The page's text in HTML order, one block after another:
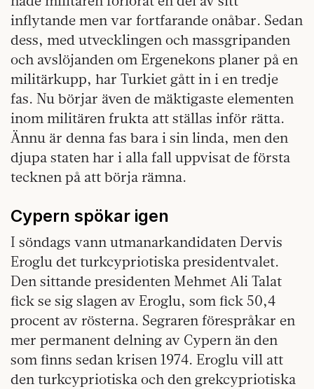
inflytande men var fortfarande onåbar. Sedan
dess, med utvecklingen och massgripanden
och avslöjanden om Ergenekons planer på en
militärkupp, har Turkiet gått in i en tredje
fas. Nu börjar även de mäktigaste elementen
inom militären frukta att ställas inför rätta.
Ännu är denna fas bara i sin linda, men den
djupa staten har i alla fall uppvisat de första
tecknen på att börja rämna.
Cypern spökar igen
I söndags vann utmanarkandidaten Dervis
Eroglu det turkcypriotiska presidentvalet.
Den sittande presidenten Mehmet Ali Talat
fick se sig slagen av Eroglu, som fick 50,4
procent av rösterna. Segraren förespråkar en
mer permanent delning av Cypern än den
som finns sedan krisen 1974. Eroglu vill att
den turkcypriotiska och den grekcypriotiska